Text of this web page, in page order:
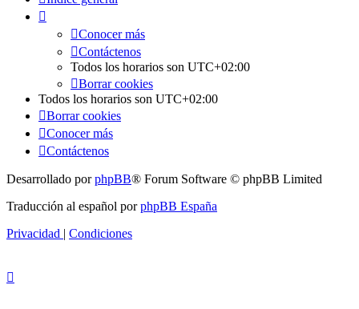
Conocer más
Contáctenos
Todos los horarios son UTC+02:00
Borrar cookies
Todos los horarios son UTC+02:00
Borrar cookies
Conocer más
Contáctenos
Desarrollado porphpBB® Forum Software © phpBB Limited
Traducción al español porphpBB España
Privacidad | Condiciones